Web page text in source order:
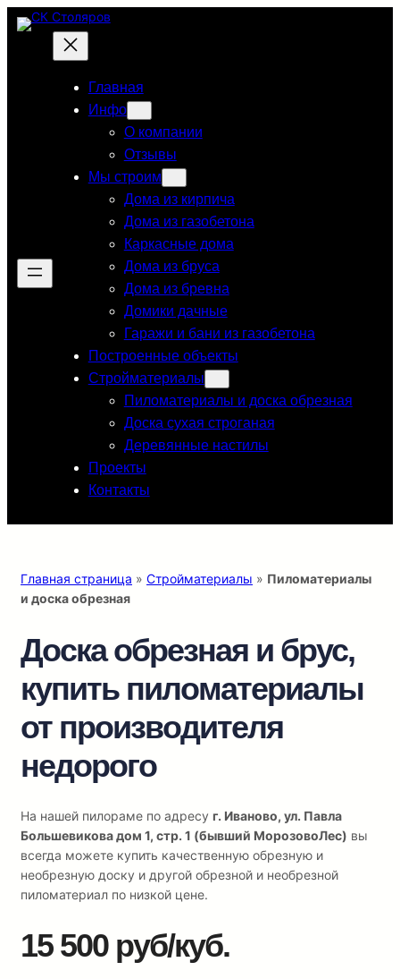
Перейти
содержимому
Главная
Инфо
О компании
Отзывы
Мы строим
Дома из кирпича
Дома из газобетона
Каркасные дома
Дома из бруса
Дома из бревна
Домики дачные
Гаражи и бани из газобетона
Построенные объекты
Стройматериалы
Пиломатериалы и доска обрезная
Доска сухая строганая
Деревянные настилы
Проекты
Контакты
Главная страница » Стройматериалы » Пиломатериалы
и доска обрезная
Доска обрезная и брус,
купить пиломатериалы
от производителя
недорого
На нашей пилораме по адресу г. Иваново, ул. Павла
Большевикова дом 1, стр. 1 (бывший МорозовоЛес) вы
всегда можете купить качественную обрезную и
необрезную доску и другой обрезной и необрезной
пиломатериал по низкой цене.
15 500 руб/куб.